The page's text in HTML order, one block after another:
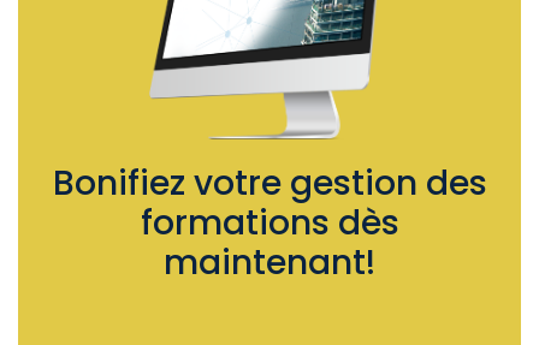
Bonifiez votre gestion des
formations dès
maintenant!